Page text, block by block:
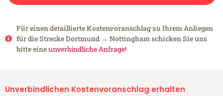
Für einen detaillierte Kostenvoranschlag zu Ihrem Anliegen
für die Strecke Dortmund → Nottingham schicken Sie uns
bitte eineunverbindliche Anfrage!
Unverbindlichen Kostenvoranschlag erhalten